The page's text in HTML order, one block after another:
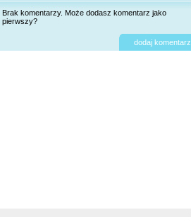
Brak komentarzy. Może dodasz komentarz jako
pierwszy?
dodaj komentarz